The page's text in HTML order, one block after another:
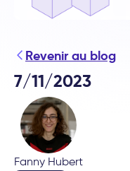
Revenir au blog
7/11/2023
Fanny Hubert